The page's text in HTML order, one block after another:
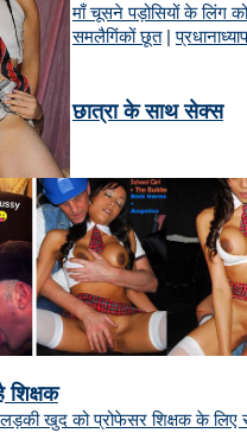
माँ चूसने पड़ोसियों के लिंग
समलैगिंकों छूत|
छात्रा के साथ सेक्स
शिक्षक